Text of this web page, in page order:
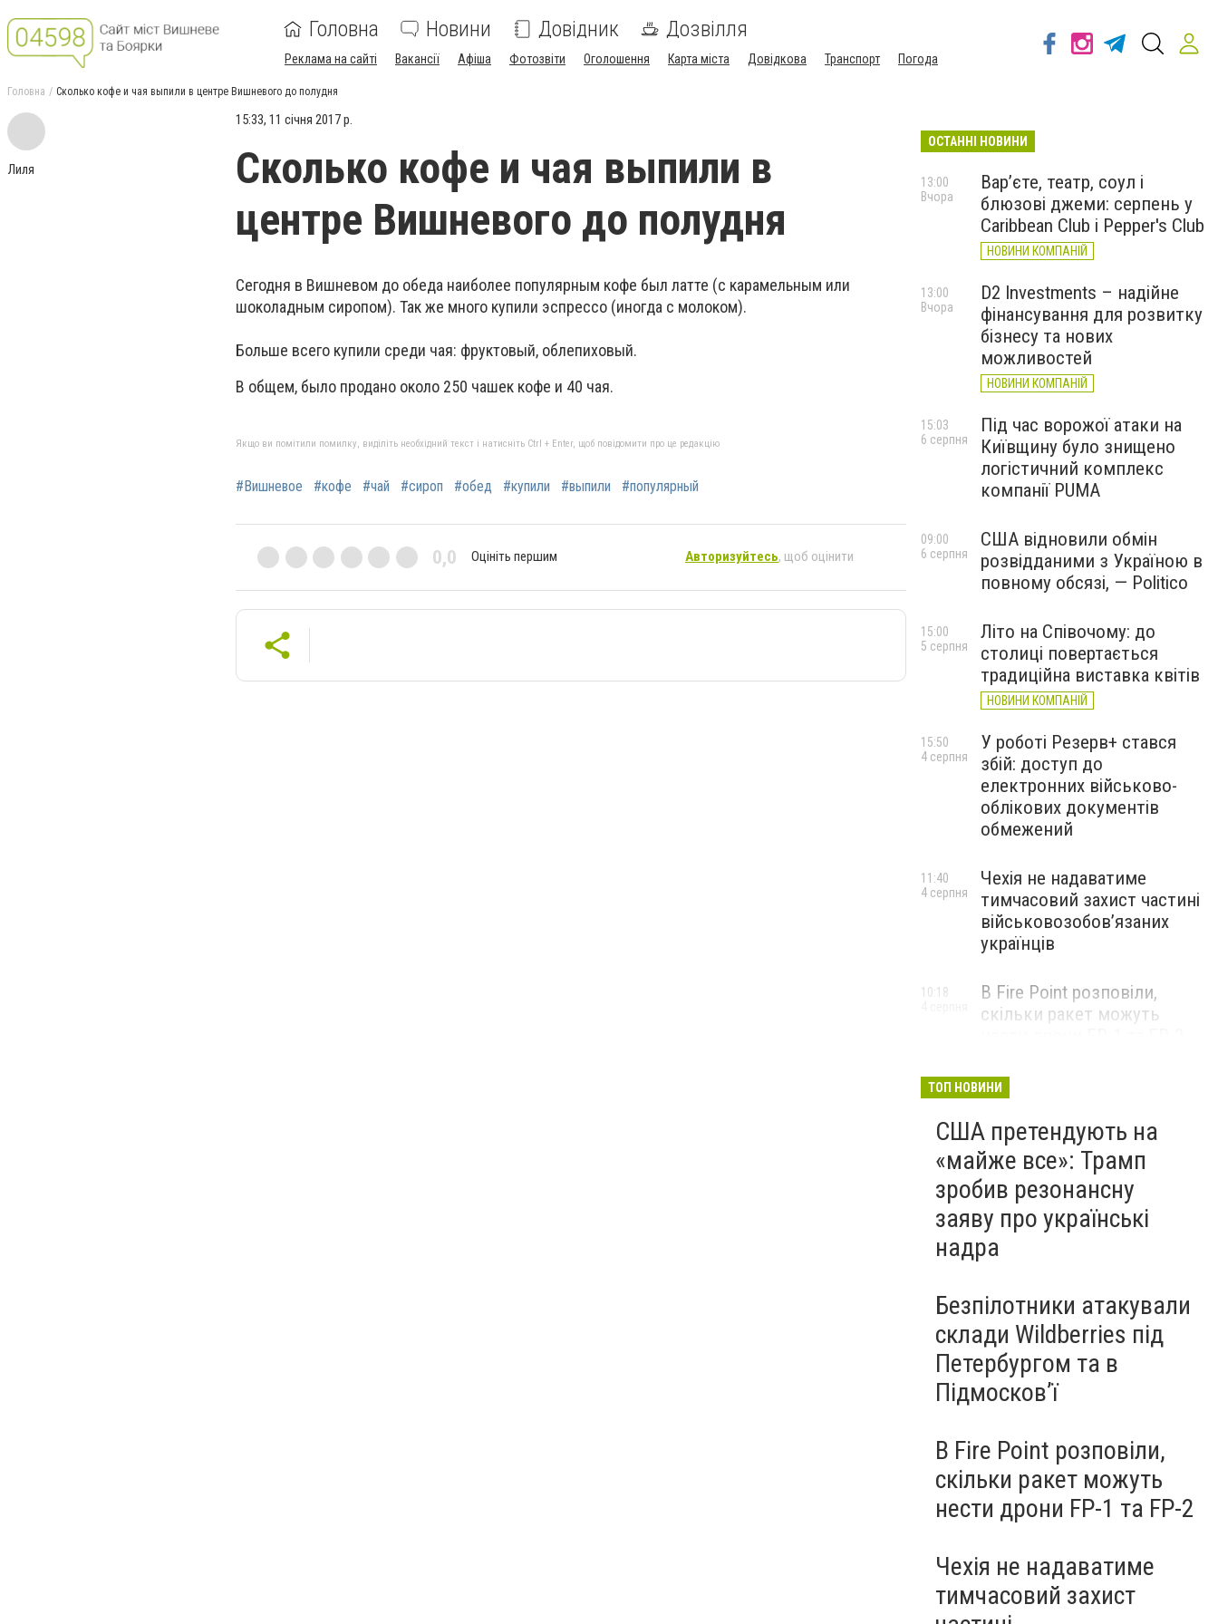
Головна Новини Довідник Дозвілля
Реклама на сайті Вакансії Афіша Фотозвіти Оголошення Карта міста Довідкова Транспорт Погода
Головна Сколько кофе и чая выпили в центре Вишневого до полудня
Лиля
15:33, 11 січня 2017 р.
Сколько кофе и чая выпили в
центре Вишневого до полудня
Сегодня в Вишневом до обеда наиболее популярным кофе был латте (с карамельным или
шоколадным сиропом). Так же много купили эспрессо (иногда с молоком).
Больше всего купили среди чая: фруктовый, облепиховый.
В общем, было продано около 250 чашек кофе и 40 чая.
Якщо ви помітили помилку, виділіть необхідний текст і натисніть Ctrl + Enter, щоб повідомити про це редакцію
#Вишневое #кофе #чай #сироп #обед #купили #выпили #популярный
0,0 Оцініть першим Авторизуйтесь, щоб оцінити
ОСТАННІ НОВИНИ
Вар’єте, театр, соул і
блюзові джеми: серпень у
Caribbean Club і Pepper's Club
НОВИНИ КОМПАНІЙ
13:00
Вчора
D2 Investments – надійне
фінансування для розвитку
бізнесу та нових
можливостей
НОВИНИ КОМПАНІЙ
13:00
Вчора
Під час ворожої атаки на
Київщину було знищено
логістичний комплекс
компанії PUMA
15:03
6 серпня
США відновили обмін
розвідданими з Україною в
повному обсязі, — Politico
09:00
6 серпня
Літо на Співочому: до
столиці повертається
традиційна виставка квітів
НОВИНИ КОМПАНІЙ
15:00
5 серпня
У роботі Резерв+ стався
збій: доступ до
електронних військово-
облікових документів
обмежений
15:50
4 серпня
Чехія не надаватиме
тимчасовий захист частині
військовозобов’язаних
українців
11:40
4 серпня
В Fire Point розповіли,
скільки ракет можуть
10:18
ТОП НОВИНИ
США претендують на
«майже все»: Трамп
зробив резонансну
заяву про українські
надра
Безпілотники атакували
склади Wildberries під
Петербургом та в
Підмосков’ї
В Fire Point розповіли,
скільки ракет можуть
нести дрони FP-1 та FP-2
Чехія не надаватиме
тимчасовий захист